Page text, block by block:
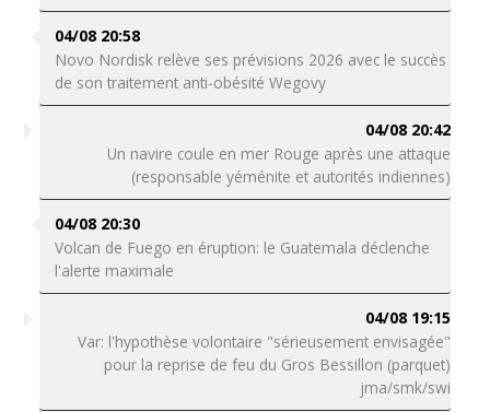
04/08 20:58
Novo Nordisk relève ses prévisions 2026 avec le succès
de son traitement anti-obésité Wegovy
04/08 20:42
Un navire coule en mer Rouge après une attaque
(responsable yéménite et autorités indiennes)
04/08 20:30
Volcan de Fuego en éruption: le Guatemala déclenche
l'alerte maximale
04/08 19:15
Var: l'hypothèse volontaire "sérieusement envisagée"
pour la reprise de feu du Gros Bessillon (parquet)
jma/smk/swi